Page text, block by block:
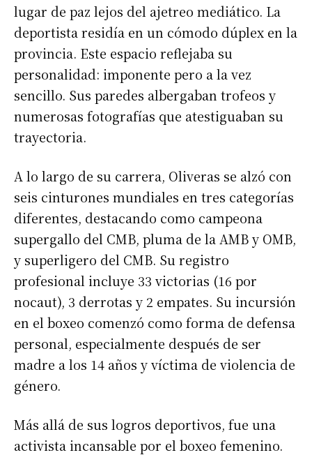
lugar de paz lejos del ajetreo mediático. La
deportista residía en un cómodo dúplex en la
provincia. Este espacio reflejaba su
personalidad: imponente pero a la vez
sencillo. Sus paredes albergaban trofeos y
numerosas fotografías que atestiguaban su
trayectoria.
A lo largo de su carrera, Oliveras se alzó con
seis cinturones mundiales en tres categorías
diferentes, destacando como campeona
supergallo del CMB, pluma de la AMB y OMB,
y superligero del CMB. Su registro
profesional incluye 33 victorias (16 por
nocaut), 3 derrotas y 2 empates. Su incursión
en el boxeo comenzó como forma de defensa
personal, especialmente después de ser
madre a los 14 años y víctima de violencia de
género.
Más allá de sus logros deportivos, fue una
activista incansable por el boxeo femenino.